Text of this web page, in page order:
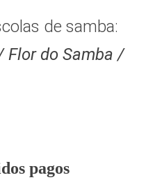
de samba:
Flor do Samba /
pagos